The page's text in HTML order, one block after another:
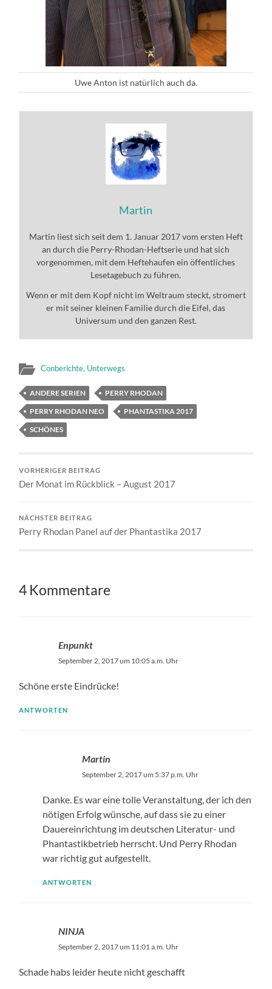
Uwe Anton ist natürlich auch da.
Martin
Martin liest sich seit dem 1. Januar 2017 vom ersten Heft
an durch die Perry-Rhodan-Heftserie und hat sich
vorgenommen, mit dem Heftehaufen ein öffentliches
Lesetagebuch zu führen.
Wenn er mit dem Kopf nicht im Weltraum steckt, stromert
er mit seiner kleinen Familie durch die Eifel, das
Universum und den ganzen Rest.
Conberichte, Unterwegs
ANDERE SERIEN
PERRY RHODAN
PERRY RHODAN NEO
PHANTASTIKA 2017
SCHÖNES
VORHERIGER BEITRAG
Der Monat im Rückblick – August 2017
NÄCHSTER BEITRAG
Perry Rhodan Panel auf der Phantastika 2017
4 Kommentare
Enpunkt
September 2, 2017 um 10:05 a.m. Uhr
Schöne erste Eindrücke!
ANTWORTEN
Martin
September 2, 2017 um 5:37 p.m. Uhr
Danke. Es war eine tolle Veranstaltung, der ich den
nötigen Erfolg wünsche, auf dass sie zu einer
Dauereinrichtung im deutschen Literatur- und
Phantastikbetrieb herrscht. Und Perry Rhodan
war richtig gut aufgestellt.
ANTWORTEN
NINJA
September 2, 2017 um 11:01 a.m. Uhr
Schade habs leider heute nicht geschafft